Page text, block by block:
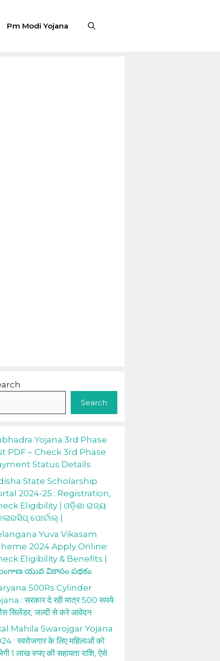
Pm Modi Yojana
Search
Yojana 3rd Phase
PDF – Check 3rd Phase
Status Details
State Scholarship
2024-25 : Registration,
Eligibility | ଓଡ଼ିଶା ରାଜ୍ୟ
ପୋର୍ଟାଲ୍ |
Yuva Vikasam
2024 Apply Online:
Eligibility & Benefits |
యువ వికాసం పథకం
500Rs Cylinder
: सरकार दे रही मात्र 500 रूपये
सिलेंडर, जल्दी से करे आवेदन
Mahila Swarojgar Yojana
: स्वरोजगार के लिए महिलाओं को
1 लाख रुपए की सहायता राशि, ऐसे